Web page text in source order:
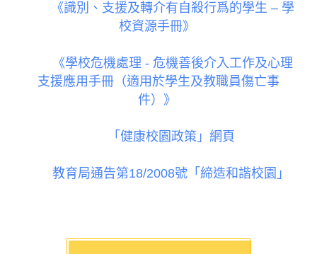
《識別、支援及轉介有自殺行爲的學生 – 學
校資源手冊》
《學校危機處理 - 危機善後介入工作及心理
支援應用手冊（適用於學生及教職員傷亡事
件）》
「健康校園政策」網頁
教育局通告第18/2008號「締造和諧校園」